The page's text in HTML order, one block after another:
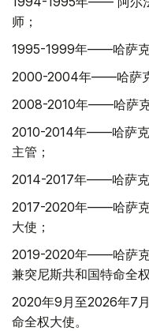
师；
1995-1999年——哈萨克
2000-2004年——哈萨克
2008-2010年——哈萨克
2010-2014年——哈萨克
主管；
2014-2017年——哈萨克
2017-2020年——哈萨克
大使；
2019-2020年——哈萨克
兼突尼斯共和国特命全
2020年9月至2026年7
命全权大使。